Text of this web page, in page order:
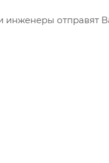
инженеры отправят